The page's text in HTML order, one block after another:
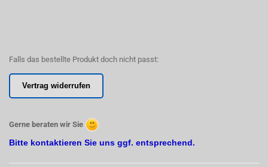
Falls das bestellte Produkt doch nicht passt:
Vertrag widerrufen
Gerne beraten wir Sie
Bitte kontaktieren Sie uns ggf. entsprechend.